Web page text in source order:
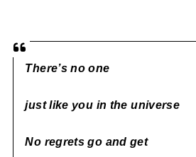
There’s no one
just like you in the universe
No regrets go and get